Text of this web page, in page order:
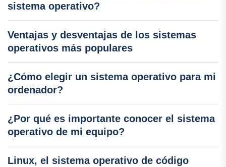
sistema operativo?
Ventajas y desventajas de los sistemas
operativos más populares
¿Cómo elegir un sistema operativo para mi
ordenador?
¿Por qué es importante conocer el sistema
operativo de mi equipo?
Linux, el sistema operativo de código